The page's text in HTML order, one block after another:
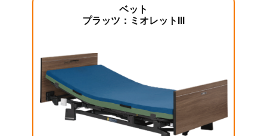
ベット
プラッツ：ミオレットIII